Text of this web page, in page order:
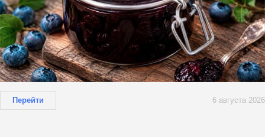
Перейти 6 августа 2026